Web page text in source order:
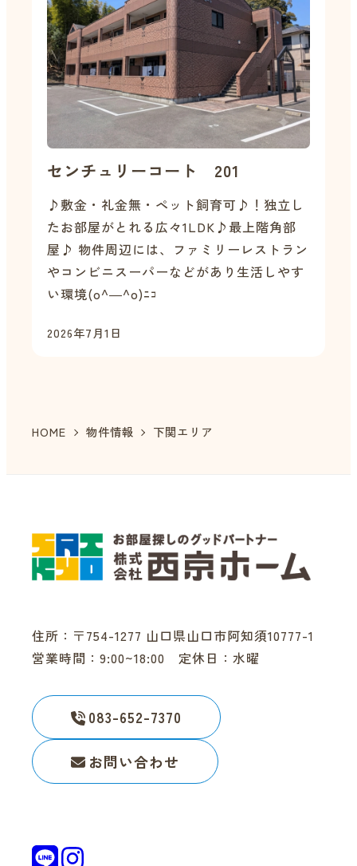
センチュリーコート 201
♪敷金・礼金無・ペット飼育可♪！独立し
たお部屋がとれる広々1LDK♪最上階角部
屋♪ 物件周辺には、ファミリーレストラン
やコンビニスーパーなどがあり生活しやす
い環境(o^―^o)ﾆｺ
2026年7月1日
HOME 物件情報 下関エリア
住所：〒754-1277 山口県山口市阿知須10777-1
営業時間：9:00~18:00 定休日：水曜
083-652-7370
お問い合わせ